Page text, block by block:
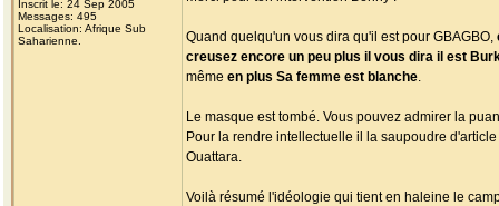
Inscrit le: 24 Sep 2005
Messages: 495
Localisation: Afrique Sub
Saharienne.
Quand quelqu'un vous dira qu'il est pour GBAGBO,
creusez encore un peu plus il vous dira il est
même en plus Sa femme est blanche.
Le masque est tombé. Vous pouvez admirer la
Pour la rendre intellectuelle il la saupoudre
Ouattara.
Voilà résumé l'idéologie qui tient en haleine le